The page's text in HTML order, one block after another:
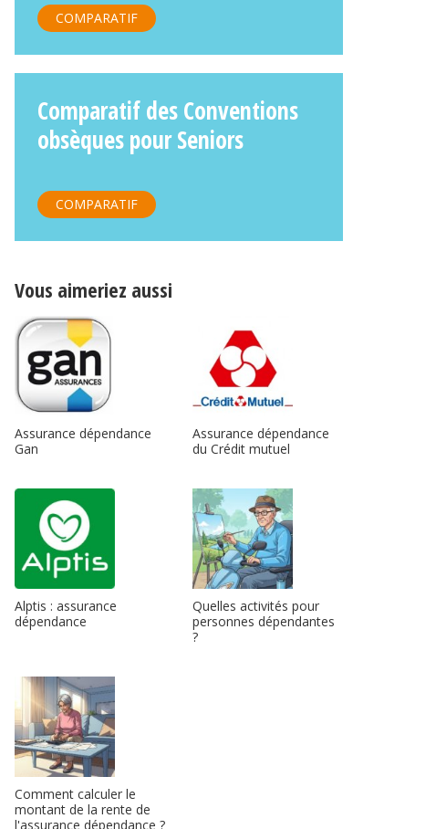
COMPARATIF
Comparatif des Conventions
obsèques pour Seniors
COMPARATIF
Vous aimeriez aussi
Assurance dépendance
Gan
Assurance dépendance
du Crédit mutuel
Alptis : assurance
dépendance
Quelles activités pour
personnes dépendantes
?
Comment calculer le
montant de la rente de
l'assurance dépendance ?